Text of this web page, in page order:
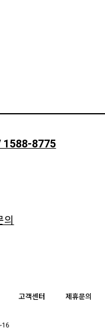
1588-8775
고객센터 제휴문의
16